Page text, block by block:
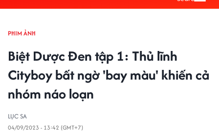
PHIM ẢNH
Biệt Dược Đen tập 1: Thủ lĩnh
Cityboy bất ngờ 'bay màu' khiến cả
nhóm náo loạn
LỤC SA
04/09/2023 - 13:42 (GMT+7)